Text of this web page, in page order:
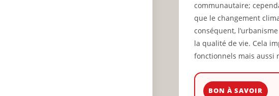
communautaire;
que le changement
conséquent,
la qualité de vie. Cela
fonctionnels mais aussi
BON À SAVOIR